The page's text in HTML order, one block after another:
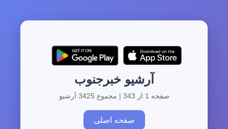
آرشیو خبرجنوب
صفحه 1 از 343 | مجموع 3425 آرشیو
صفحه اصلی